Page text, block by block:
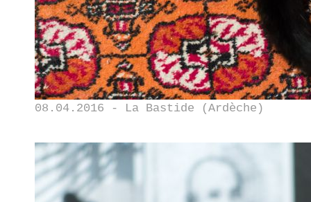
08.04.2016 - La Bastide (Ardèche)